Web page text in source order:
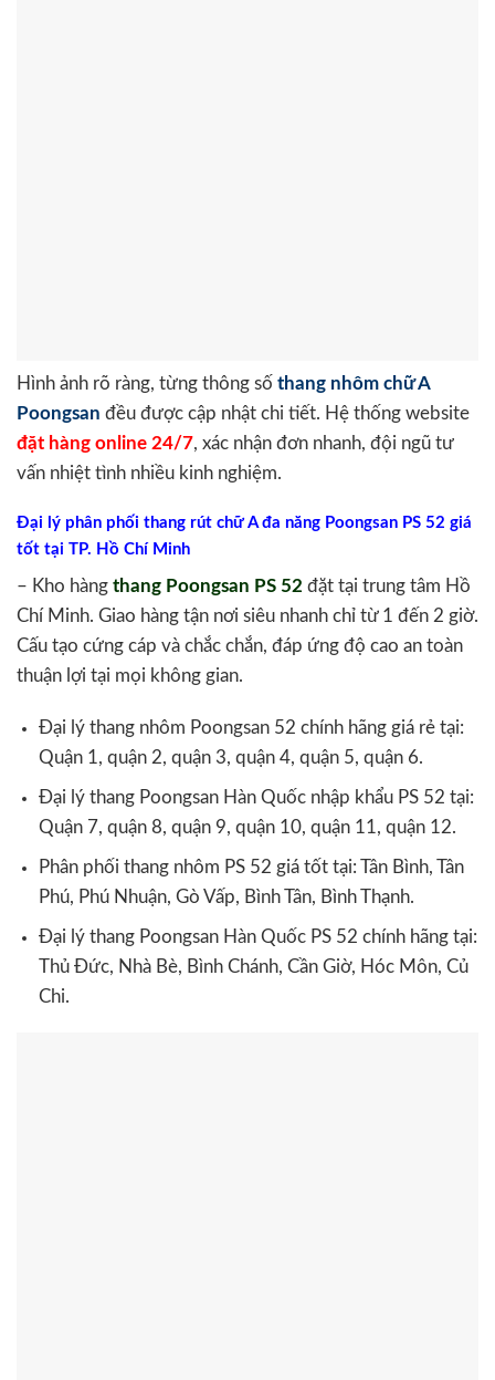
Hình ảnh rõ ràng, từng thông số thang nhôm chữ A
Poongsan đều được cập nhật chi tiết. Hệ thống website
đặt hàng online 24/7, xác nhận đơn nhanh, đội ngũ tư
vấn nhiệt tình nhiều kinh nghiệm.
Đại lý phân phối thang rút chữ A đa năng Poongsan PS 52 giá
tốt tại TP. Hồ Chí Minh
– Kho hàng thang Poongsan PS 52 đặt tại trung tâm Hồ
Chí Minh. Giao hàng tận nơi siêu nhanh chỉ từ 1 đến 2 giờ.
Cấu tạo cứng cáp và chắc chắn, đáp ứng độ cao an toàn
thuận lợi tại mọi không gian.
Đại lý thang nhôm Poongsan 52 chính hãng giá rẻ tại:
Quận 1, quận 2, quận 3, quận 4, quận 5, quận 6.
Đại lý thang Poongsan Hàn Quốc nhập khẩu PS 52 tại:
Quận 7, quận 8, quận 9, quận 10, quận 11, quận 12.
Phân phối thang nhôm PS 52 giá tốt tại: Tân Bình, Tân
Phú, Phú Nhuận, Gò Vấp, Bình Tân, Bình Thạnh.
Đại lý thang Poongsan Hàn Quốc PS 52 chính hãng tại:
Thủ Đức, Nhà Bè, Bình Chánh, Cần Giờ, Hóc Môn, Củ
Chi.